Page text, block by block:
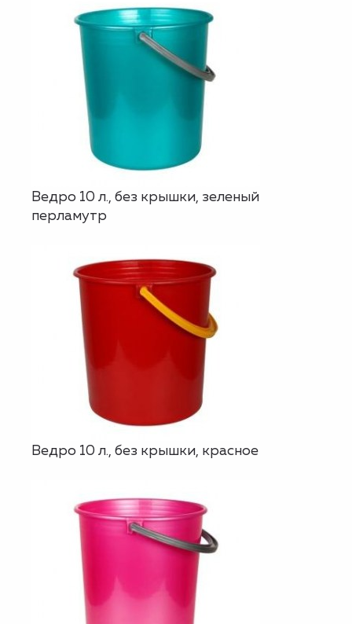
Ведро 10 л., без крышки, зеленый
перламутр
Ведро 10 л., без крышки, красное